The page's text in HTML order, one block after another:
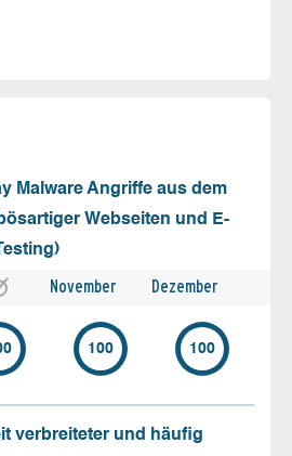
Malware Angriffe aus dem
Webseiten und E-
November Dezember
100 100
verbreiteter und häufig